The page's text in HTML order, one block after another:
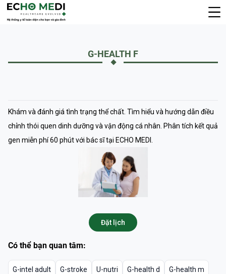
G-HEALTH F
Khám và đánh giá tình trạng thể chất. Tìm hiểu và hướng dẫn điều
chỉnh thói quen dinh dưỡng và vận động cá nhân. Phân tích kết quả
gen miễn phí 60 phút với bác sĩ tại ECHO MEDI.
Đặt lịch
Có thể bạn quan tâm:
G-intel adult G-stroke U-nutri G-health d G-health m